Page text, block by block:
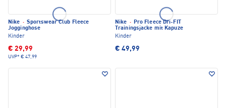
Nike · Sportswear Club Fleece
Jogginghose
Kinder
€ 29,99
UVP* € 47,99
Nike · Pro Fleece Dri-FIT
Trainingsjacke mit Kapuze
Kinder
€ 49,99